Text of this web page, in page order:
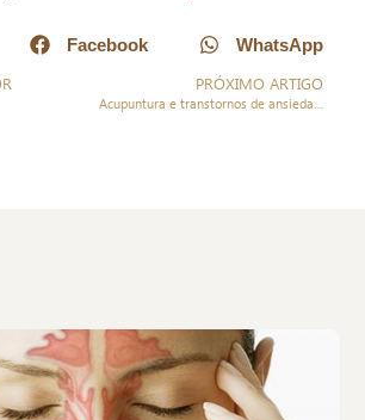
Facebook
WhatsApp
PRÓXIMO ARTIGO